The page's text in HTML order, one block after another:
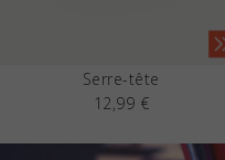
Serre-tête
12,99 €